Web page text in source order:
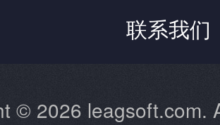
联系我们
© 2026 leagsoft.com.